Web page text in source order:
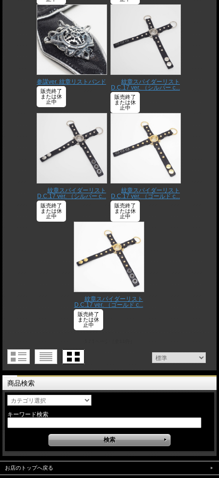
参謀ver. 紋章リストバンド
販売終了
または休
止中
紋章スパイダーリスト
D.C.17 ver. （シルバー c...
販売終了
または休
止中
紋章スパイダーリスト
D.C.17 ver. （シルバー c...
販売終了
または休
止中
紋章スパイダーリスト
D.C.17 ver. （ゴールド c...
販売終了
または休
止中
紋章スパイダーリスト
D.C.17 ver. （ゴールド c...
販売終了
または休
止中
商品検索
キーワード検索
お店のトップへ戻る